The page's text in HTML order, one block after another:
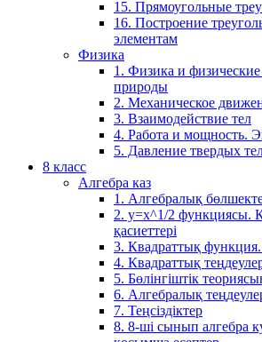
15. Прямоугольные
16. Построение
элементам
Физика
1. Физика и
природы
2. Механическое
3. Взаимодействие тел
4. Работа и мощность.
5. Давление твердых
8 класс
Алгебра каз
1. Алгебралық
2. у=х^1/2 функциясы.
қасиеттері
3. Квадраттық
4. Квадраттық
5. Бөлінгіштік
6. Алгебралық
7. Теңсіздіктер
8. 8-ші сынып алгебра